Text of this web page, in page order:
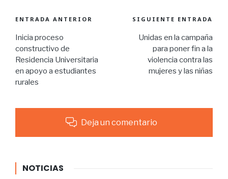
ENTRADA ANTERIOR
Inicia proceso
constructivo de
Residencia Universitaria
en apoyo a estudiantes
rurales
SIGUIENTE ENTRADA
Unidas en la campaña
para poner fin a la
violencia contra las
mujeres y las niñas
Deja un comentario
NOTICIAS